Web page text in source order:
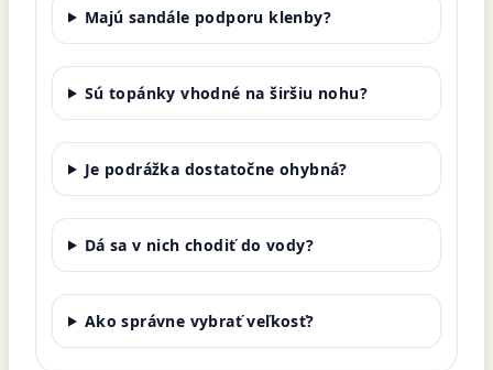
Majú sandále podporu klenby?
Sú topánky vhodné na širšiu nohu?
Je podrážka dostatočne ohybná?
Dá sa v nich chodiť do vody?
Ako správne vybrať veľkosť?